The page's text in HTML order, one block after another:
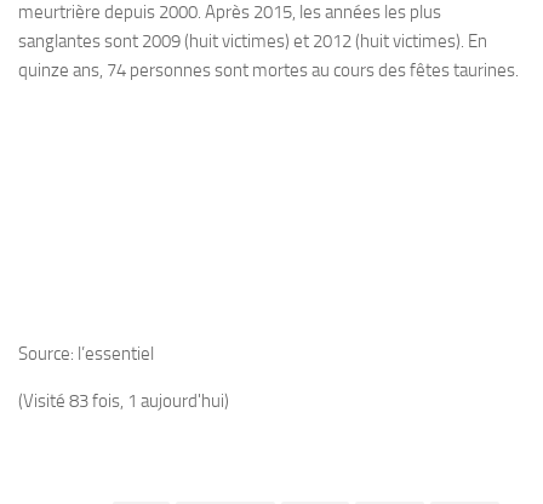
meurtrière depuis 2000. Après 2015, les années les plus
sanglantes sont 2009 (huit victimes) et 2012 (huit victimes). En
quinze ans, 74 personnes sont mortes au cours des fêtes taurines.
Source: l’essentiel
(Visité 83 fois, 1 aujourd'hui)